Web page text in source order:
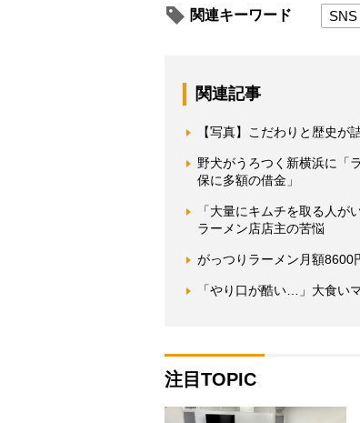
関連キーワード SNS
関連記事
【写真】こだわりと歴史が
野犬がうろつく新横浜に「
保に多額の借金」
「大量にキムチを取る人
ラーメン店店主の苦悩
がっつりラーメン月額8600
「やり口が酷い…」大食い
注目TOPIC